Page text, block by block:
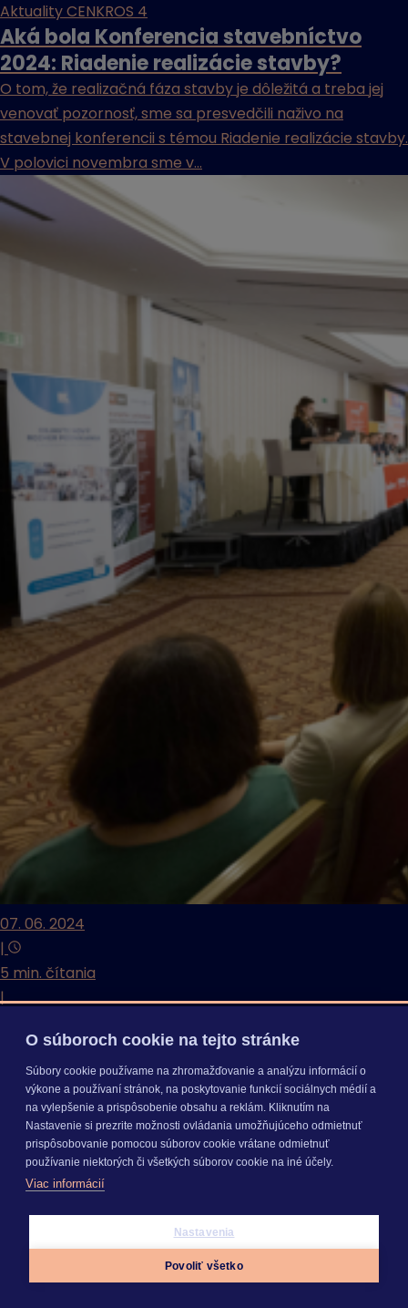
Aktuality CENKROS 4
Aká bola Konferencia stavebníctvo
2024: Riadenie realizácie stavby?
O tom, že realizačná fáza stavby je dôležitá a treba jej
venovať pozornosť, sme sa presvedčili naživo na
stavebnej konferencii s témou Riadenie realizácie stavby.
V polovici novembra sme v...
07. 06. 2024
|
5 min. čítania
|
Aká bola konferencia Stretnutie lídrov
slovenského stavebníctva 2024?
Veľkolepá. Túto kľúčovú udalosť roka navštívili viac ako
tri stovky hostí. O ďalšom smerovaní slovenského
stavebníctva diskutovali zástupcovia vlády a
ministerstiev, najväčší investori, riaditelia stavebných,
projektových a developerských spoločností a...
O súboroch cookie na tejto stránke
Súbory cookie používame na zhromažďovanie a analýzu informácií o
výkone a používaní stránok, na poskytovanie funkcií sociálnych médií a
na vylepšenie a prispôsobenie obsahu a reklám. Kliknutím na
Nastavenie si prezrite možnosti ovládania umožňujúceho odmietnuť
prispôsobovanie pomocou súborov cookie vrátane odmietnuť
používanie niektorých či všetkých súborov cookie na iné účely.
Viac informácií
Nastavenia
Povoliť všetko